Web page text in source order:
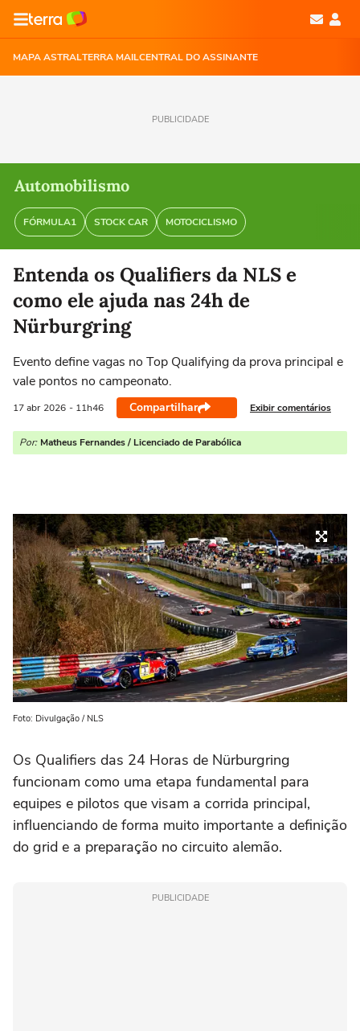
MAPA ASTRALTERRA MAILCENTRAL DO ASSINANTE
PUBLICIDADE
Automobilismo
FÓRMULA1 STOCK CAR MOTOCICLISMO
Entenda os Qualifiers da NLS e
como ele ajuda nas 24h de
Nürburgring
Evento define vagas no Top Qualifying da prova principal e
vale pontos no campeonato.
17 abr 2026 - 11h46 Compartilhar Exibir comentários
Por: Matheus Fernandes / Licenciado de Parabólica
Foto: Divulgação / NLS
Os Qualifiers das 24 Horas de Nürburgring
funcionam como uma etapa fundamental para
equipes e pilotos que visam a corrida principal,
influenciando de forma muito importante a definição
do grid e a preparação no circuito alemão.
PUBLICIDADE